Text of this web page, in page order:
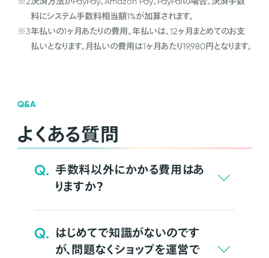
料にシステム手数料相当額1%が加算されます。
※3年払いの1ヶ月あたりの費用。年払いは、12ヶ月まとめてのお支
払いとなります。月払いの費用は1ヶ月あたり19,980円となります。
Q&A
よくある質問
Q. 手数料以外にかかる費用はあ
りますか？
Q. はじめてで知識がないのです
が、問題なくショップを運営で